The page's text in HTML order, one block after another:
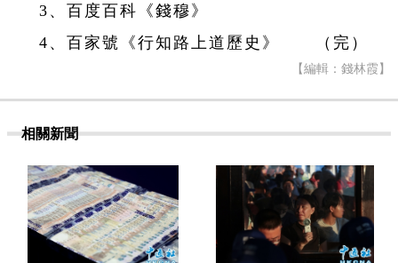
3、百度百科《錢穆》
4、百家號《行知路上道歷史》 （完）
【編輯：錢林霞】
相關新聞